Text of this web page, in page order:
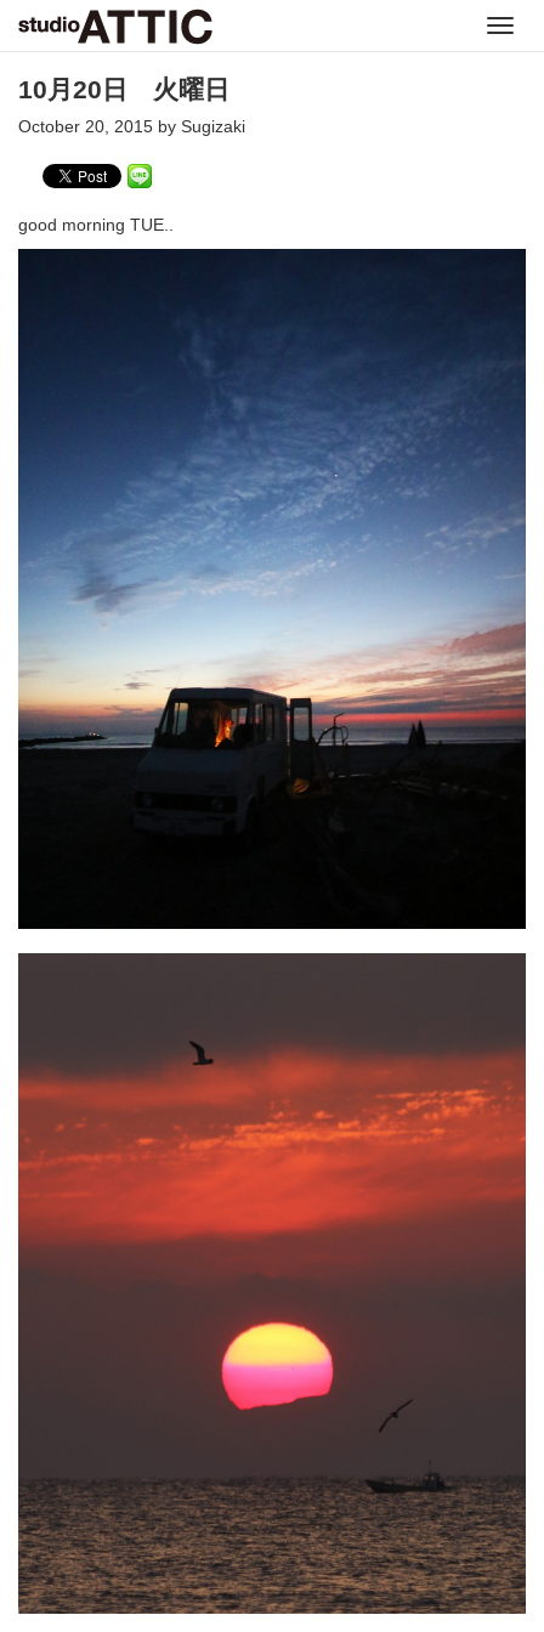
10月20日 火曜日
October 20, 2015 by Sugizaki
good morning TUE..